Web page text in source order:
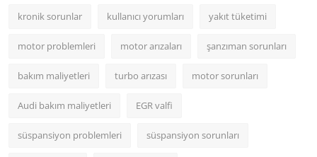
kronik sorunlar kullanıcı yorumları yakıt tüketimi
motor problemleri motor arızaları şanzıman sorunları
bakım maliyetleri turbo arızası motor sorunları
Audi bakım maliyetleri EGR valfi
süspansiyon problemleri süspansiyon sorunları